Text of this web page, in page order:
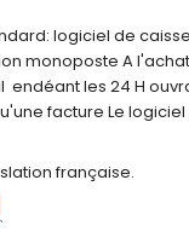
logiciel de
monoposte A
les 24 H
facture Le
française.